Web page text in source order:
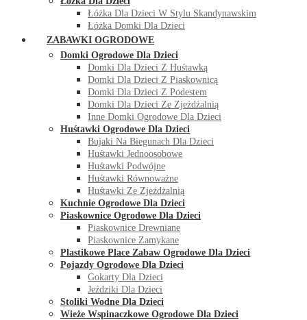
Łóżka Dla Dzieci W Stylu Skandynawskim
Łóżka Domki Dla Dzieci
ZABAWKI OGRODOWE
Domki Ogrodowe Dla Dzieci
Domki Dla Dzieci Z Huśtawką
Domki Dla Dzieci Z Piaskownicą
Domki Dla Dzieci Z Podestem
Domki Dla Dzieci Ze Zjeżdżalnią
Inne Domki Ogrodowe Dla Dzieci
Huśtawki Ogrodowe Dla Dzieci
Bujaki Na Biegunach Dla Dzieci
Huśtawki Jednoosobowe
Huśtawki Podwójne
Huśtawki Równoważne
Huśtawki Ze Zjeżdżalnią
Kuchnie Ogrodowe Dla Dzieci
Piaskownice Ogrodowe Dla Dzieci
Piaskownice Drewniane
Piaskownice Zamykane
Plastikowe Place Zabaw Ogrodowe Dla Dzieci
Pojazdy Ogrodowe Dla Dzieci
Gokarty Dla Dzieci
Jeździki Dla Dzieci
Stoliki Wodne Dla Dzieci
Wieże Wspinaczkowe Ogrodowe Dla Dzieci